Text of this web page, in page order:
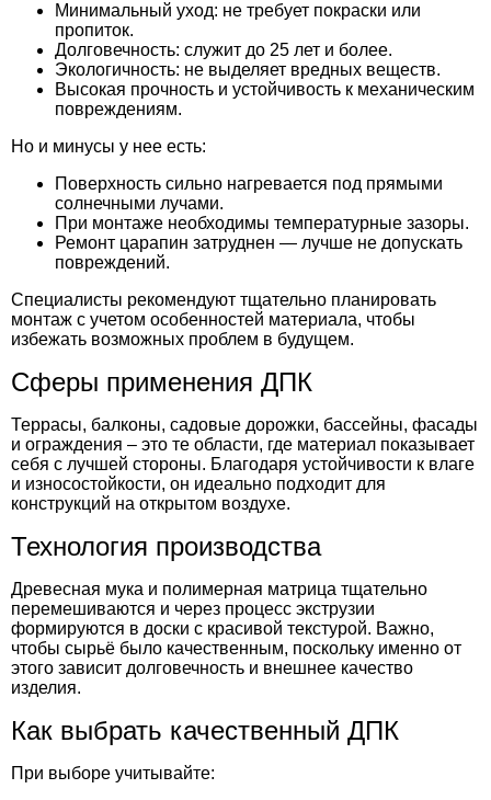
Минимальный уход: не требует покраски или
пропиток.
Долговечность: служит до 25 лет и более.
Экологичность: не выделяет вредных веществ.
Высокая прочность и устойчивость к механическим
повреждениям.
Но и минусы у нее есть:
Поверхность сильно нагревается под прямыми
солнечными лучами.
При монтаже необходимы температурные зазоры.
Ремонт царапин затруднен — лучше не допускать
повреждений.
Специалисты рекомендуют тщательно планировать
монтаж с учетом особенностей материала, чтобы
избежать возможных проблем в будущем.
Сферы применения ДПК
Террасы, балконы, садовые дорожки, бассейны, фасады
и ограждения – это те области, где материал показывает
себя с лучшей стороны. Благодаря устойчивости к влаге
и износостойкости, он идеально подходит для
конструкций на открытом воздухе.
Технология производства
Древесная мука и полимерная матрица тщательно
перемешиваются и через процесс экструзии
формируются в доски с красивой текстурой. Важно,
чтобы сырьё было качественным, поскольку именно от
этого зависит долговечность и внешнее качество
изделия.
Как выбрать качественный ДПК
При выборе учитывайте: